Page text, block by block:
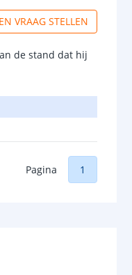
VRAAG STELLEN
de stand dat hij
Pagina 1